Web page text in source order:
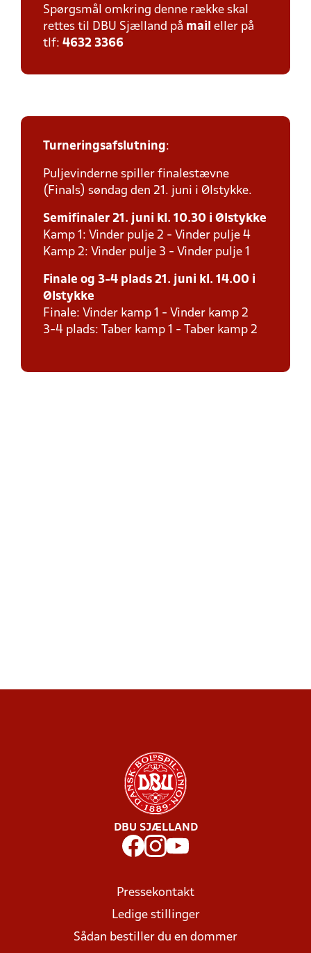
Spørgsmål omkring denne række skal
rettes til DBU Sjælland på mail eller på
tlf: 4632 3366
Turneringsafslutning:
Puljevinderne spiller finalestævne
(Finals) søndag den 21. juni i Ølstykke.
Semifinaler 21. juni kl. 10.30 i Ølstykke
Kamp 1: Vinder pulje 2 - Vinder pulje 4
Kamp 2: Vinder pulje 3 - Vinder pulje 1
Finale og 3-4 plads 21. juni kl. 14.00 i
Ølstykke
Finale: Vinder kamp 1 - Vinder kamp 2
3-4 plads: Taber kamp 1 - Taber kamp 2
DBU SJÆLLAND
Pressekontakt
Ledige stillinger
Sådan bestiller du en dommer